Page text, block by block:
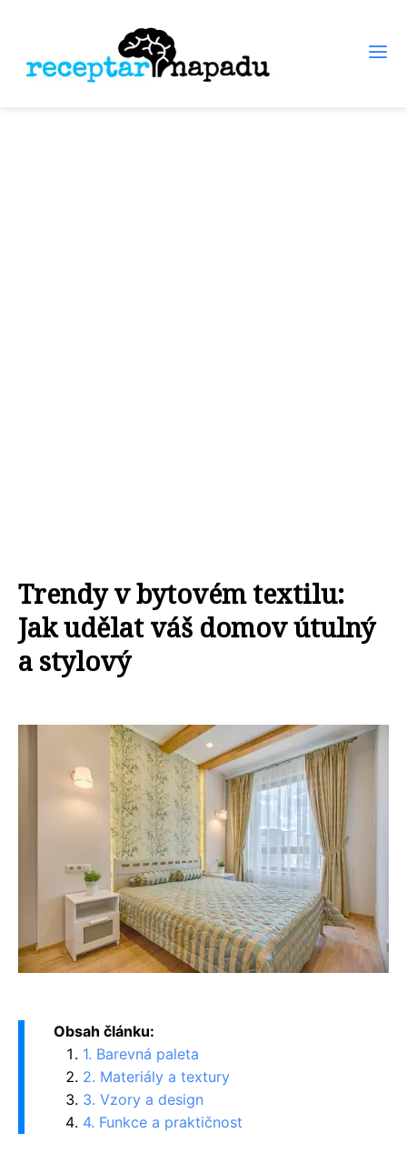
Trendy v bytovém textilu:
Jak udělat váš domov útulný
a stylový
Obsah článku:
1. Barevná paleta
2. Materiály a textury
3. Vzory a design
4. Funkce a praktičnost